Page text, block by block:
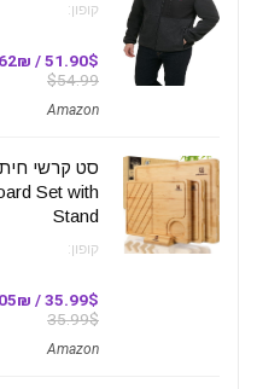
קופון:
51.90$ / 162₪
$54.99
Amazon
סט קרשי
Set with
Stand
קופון:
35.99$ / 105₪
35.99$
Amazon